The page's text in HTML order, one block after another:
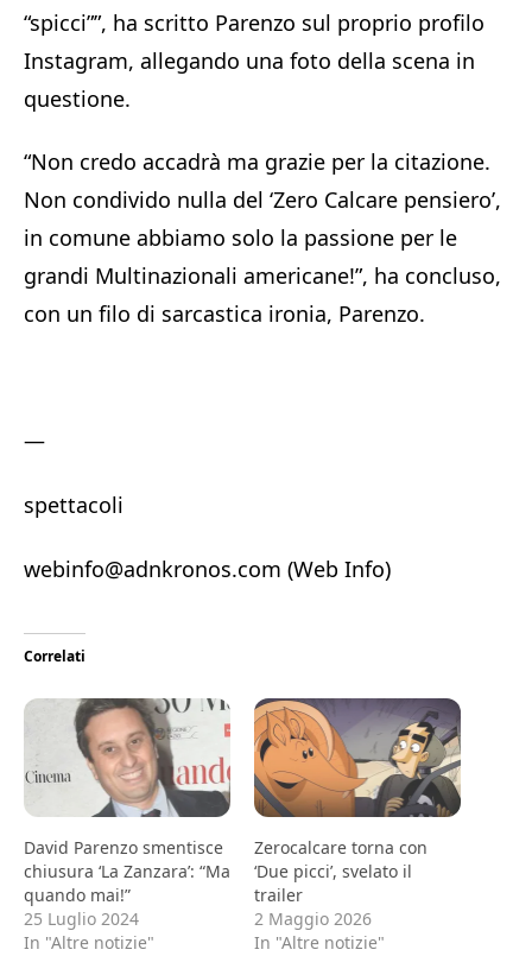
“spicci””, ha scritto Parenzo sul proprio profilo
Instagram, allegando una foto della scena in
questione.
“Non credo accadrà ma grazie per la citazione.
Non condivido nulla del ‘Zero Calcare pensiero’,
in comune abbiamo solo la passione per le
grandi Multinazionali americane!”, ha concluso,
con un filo di sarcastica ironia, Parenzo.
—
spettacoli
webinfo@adnkronos.com (Web Info)
Correlati
David Parenzo smentisce
chiusura ‘La Zanzara’: “Ma
quando mai!”
25 Luglio 2024
In "Altre notizie"
Zerocalcare torna con
‘Due picci’, svelato il
trailer
2 Maggio 2026
In "Altre notizie"